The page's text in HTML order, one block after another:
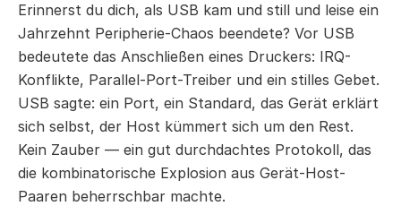
Erinnerst du dich, als USB kam und still und leise ein
Jahrzehnt Peripherie-Chaos beendete? Vor USB
bedeutete das Anschließen eines Druckers: IRQ-
Konflikte, Parallel-Port-Treiber und ein stilles Gebet.
USB sagte: ein Port, ein Standard, das Gerät erklärt
sich selbst, der Host kümmert sich um den Rest.
Kein Zauber — ein gut durchdachtes Protokoll, das
die kombinatorische Explosion aus Gerät-Host-
Paaren beherrschbar machte.